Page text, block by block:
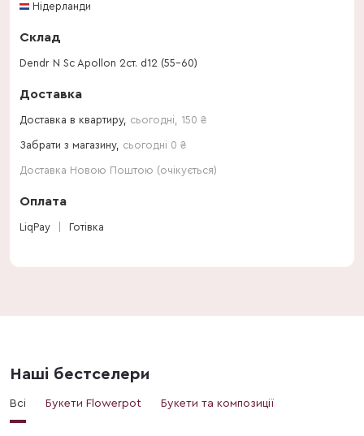
Нідерланди
Склад
Dendr N Sc Apollon 2ст. d12 (55-60)
Доставка
Доставка в квартиру, сьогодні 150 ₴
Забрати з магазину, сьогодні 0 ₴
Доставка Новою Поштою (очікується)
Оплата
LiqPay Готівка
Наші бестселери
Всі Букети Flowerpot Букети та композиції